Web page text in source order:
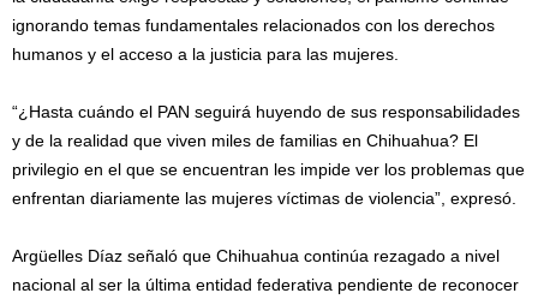
ignorando temas fundamentales relacionados con los derechos
humanos y el acceso a la justicia para las mujeres.
“¿Hasta cuándo el PAN seguirá huyendo de sus responsabilidades
y de la realidad que viven miles de familias en Chihuahua? El
privilegio en el que se encuentran les impide ver los problemas que
enfrentan diariamente las mujeres víctimas de violencia”, expresó.
Argüelles Díaz señaló que Chihuahua continúa rezagado a nivel
nacional al ser la última entidad federativa pendiente de reconocer